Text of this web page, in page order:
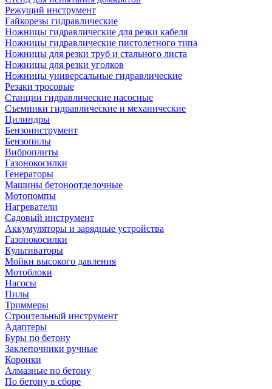
Режущий инструмент
Гайкорезы гидравлические
Ножницы гидравлические для резки кабеля
Ножницы гидравлические пистолетного типа
Ножницы для резки труб и стального листа
Ножницы для резки уголков
Ножницы универсальные гидравлические
Резаки тросовые
Станции гидравлические насосные
Съемники гидравлические и механические
Цилиндры
Бензоинструмент
Бензопилы
Виброплиты
Газонокосилки
Генераторы
Машины бетоноотделочные
Мотопомпы
Нагреватели
Садовый инструмент
Аккумуляторы и зарядные устройства
Газонокосилки
Культиваторы
Мойки высокого давления
Мотоблоки
Насосы
Пилы
Триммеры
Строительный инструмент
Адаптеры
Буры по бетону
Заклепочники ручные
Коронки
Алмазные по бетону
По бетону в сборе